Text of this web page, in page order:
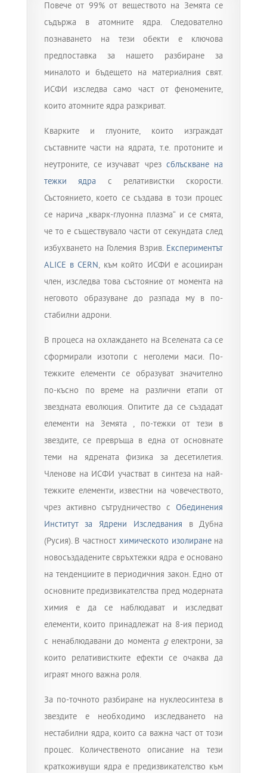
Повече от 99% от веществото на Земята се
съдържа в атомните ядра. Следователно
познаването на тези обекти е ключова
предпоставка за нашето разбиране за
миналото и бъдещето на материалния свят.
ИСФИ изследва само част от феномените,
които атомните ядра разкриват.
Кварките и глуоните, които изграждат
съставните части на ядрата, т.е. протоните и
неутроните, се изучават чрез сблъскване на
тежки ядра с релативистки скорости.
Състоянието, което се създава в този процес
се нарича „кварк-глуонна плазма“ и се смята,
че то е съществувало части от секундата след
избухването на Големия Взрив. Експериментът
ALICE в CERN, към който ИСФИ е асоцииран
член, изследва това състояние от момента на
неговото образуване до разпада му в по-
стабилни адрони.
В процеса на охлаждането на Вселената са се
сформирали изотопи с неголеми маси. По-
тежките елементи се образуват значително
по-късно по време на различни етапи от
звездната еволюция. Опитите да се създадат
елементи на Земята , по-тежки от тези в
звездите, се превръща в една от основнате
теми на ядрената физика за десетилетия.
Членове на ИСФИ участват в синтеза на най-
тежките елементи, известни на човечеството,
чрез активно сътрудничество сОбединения
Институт за Ядрени Изследвания в Дубна
(Русия). В частност химическото изолиранена
новосъздадените свръхтежки ядра е основано
на тенденциите в периодичния закон. Едно от
основните предизвикателства пред модерната
химия е да се наблюдават и изследват
елементи, които принадлежат на 8-ия период
с ненаблюдавани до момента gелектрони, за
които релативистките ефекти се очаква да
играят много важна роля.
За по-точното разбиране на нуклеосинтеза в
звездите е необходимо изследването на
нестабилни ядра, които са важна част от този
процес.Количественото описание на тези
краткоживущи ядра е предизвикателство към